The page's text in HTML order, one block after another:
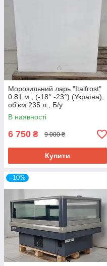
Морозильний ларь "Italfrost"
0.81 м., (-18° -23°) (Україна),
об'єм 235 л., Б/у
В наявності
6 750 ₴ 9 000 ₴
Купити
–10%